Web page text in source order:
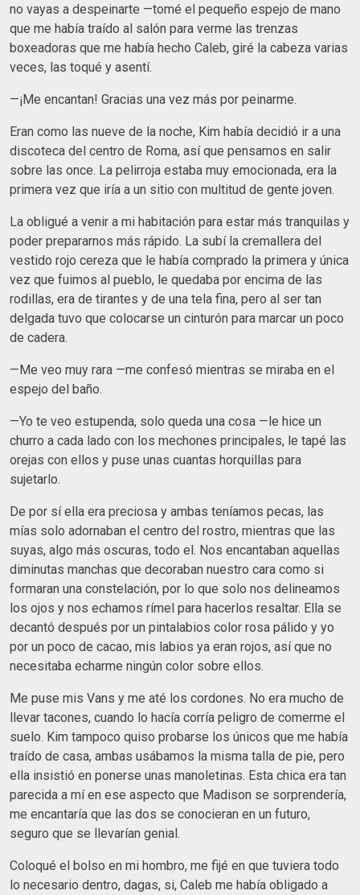
no vayas a despeinarte —tomé el pequeño espejo de mano
que me había traído al salón para verme las trenzas
boxeadoras que me había hecho Caleb, giré la cabeza varias
veces, las toqué y asentí.
—¡Me encantan! Gracias una vez más por peinarme.
Eran como las nueve de la noche, Kim había decidió ir a una
discoteca del centro de Roma, así que pensamos en salir
sobre las once. La pelirroja estaba muy emocionada, era la
primera vez que iría a un sitio con multitud de gente joven.
La obligué a venir a mi habitación para estar más tranquilas y
poder prepararnos más rápido. La subí la cremallera del
vestido rojo cereza que le había comprado la primera y única
vez que fuimos al pueblo, le quedaba por encima de las
rodillas, era de tirantes y de una tela fina, pero al ser tan
delgada tuvo que colocarse un cinturón para marcar un poco
de cadera.
—Me veo muy rara —me confesó mientras se miraba en el
espejo del baño.
—Yo te veo estupenda, solo queda una cosa —le hice un
churro a cada lado con los mechones principales, le tapé las
orejas con ellos y puse unas cuantas horquillas para
sujetarlo.
De por sí ella era preciosa y ambas teníamos pecas, las
mías solo adornaban el centro del rostro, mientras que las
suyas, algo más oscuras, todo el. Nos encantaban aquellas
diminutas manchas que decoraban nuestro cara como si
formaran una constelación, por lo que solo nos delineamos
los ojos y nos echamos rímel para hacerlos resaltar. Ella se
decantó después por un pintalabios color rosa pálido y yo
por un poco de cacao, mis labios ya eran rojos, así que no
necesitaba echarme ningún color sobre ellos.
Me puse mis Vans y me até los cordones. No era mucho de
llevar tacones, cuando lo hacía corría peligro de comerme el
suelo. Kim tampoco quiso probarse los únicos que me había
traído de casa, ambas usábamos la misma talla de pie, pero
ella insistió en ponerse unas manoletinas. Esta chica era tan
parecida a mí en ese aspecto que Madison se sorprendería,
me encantaría que las dos se conocieran en un futuro,
seguro que se llevarían genial.
Coloqué el bolso en mi hombro, me fijé en que tuviera todo
lo necesario dentro, dagas, si, Caleb me había obligado a